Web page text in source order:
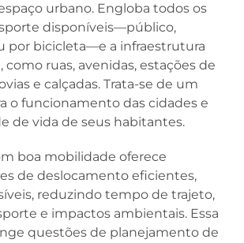
urbano. Engloba todos os
disponíveis—público,
por bicicleta—e a infraestrutura
como ruas, avenidas, estações de
e calçadas. Trata-se de um
o funcionamento das cidades e
de vida de seus habitantes.
boa mobilidade oferece
de deslocamento eficientes,
reduzindo tempo de trajeto,
e impactos ambientais. Essa
questões de planejamento de